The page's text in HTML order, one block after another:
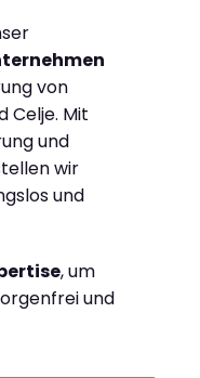
von
Celje. Mit
und
wir
und
, um
und